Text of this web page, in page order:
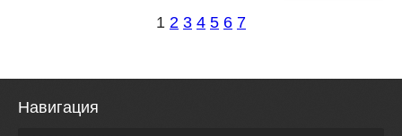
1 2 3 4 5 6 7
Навигация